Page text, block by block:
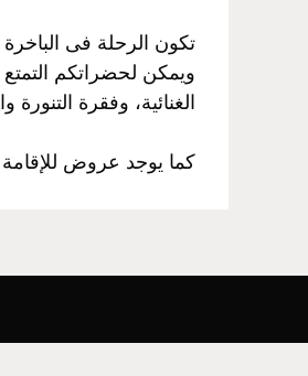
تكون الرحلة فى
ويمكن لحضراتكم التمتع
الغنائية، وفقرة
كما يوجد عروض للإقامة